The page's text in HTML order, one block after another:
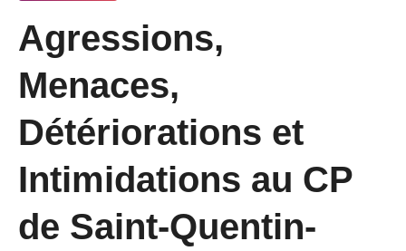
Agressions,
Menaces,
Détériorations et
Intimidations au CP
de Saint-Quentin-